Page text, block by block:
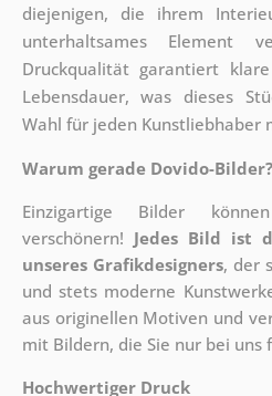
diejenigen, die ihrem
unterhaltsames Element
Druckqualität garantiert
Lebensdauer, was dieses
Wahl für jeden Kunstliebhaber
Warum gerade Dovido-Bilder?
Einzigartige Bilder
verschönern! Jedes Bild ist
unseres Grafikdesigners, der
und stets moderne
aus originellen Motiven und
mit Bildern, die Sie nur bei uns
Hochwertiger Druck